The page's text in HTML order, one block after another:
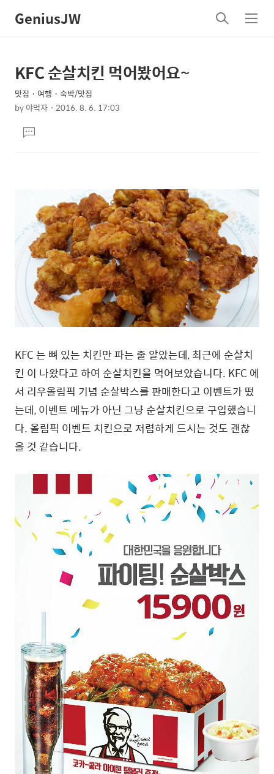
GeniusJW
검
색
메
뉴
상
세
컨
텐
츠
본
문
제
목
KFC 순살치킨 먹어봤어요~
맛집・여행・숙박/맛집
by야먹자 2016. 8. 6. 17:03
문댓
글
KFC 는 뼈 있는 치킨만 파는 줄 알았는데, 최근에 순살치
킨 이 나왔다고 하여 순살치킨을 먹어보았습니다. KFC 에
서 리우올림픽 기념 순살박스를 판매한다고 이벤트가 떴
는데, 이벤트 메뉴가 아닌 그냥 순살치킨으로 구입했습니
다. 올림픽 이벤트 치킨으로 저렴하게 드시는 것도 괜찮
을 것 같습니다.